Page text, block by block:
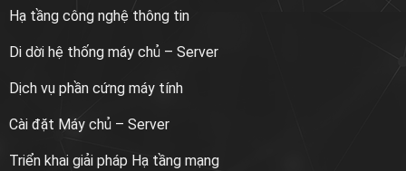
Hạ tầng công nghệ thông tin
Di dời hệ thống máy chủ – Server
Dịch vụ phần cứng máy tính
Cài đặt Máy chủ – Server
Triển khai giải pháp Hạ tầng mạng